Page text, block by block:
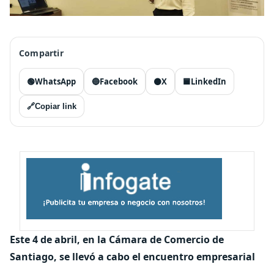
Compartir
🟢WhatsApp 🔵Facebook ⚫X 🟦LinkedIn
🔗Copiar link
Este 4 de abril, en la Cámara de Comercio de
Santiago, se llevó a cabo el encuentro empresarial